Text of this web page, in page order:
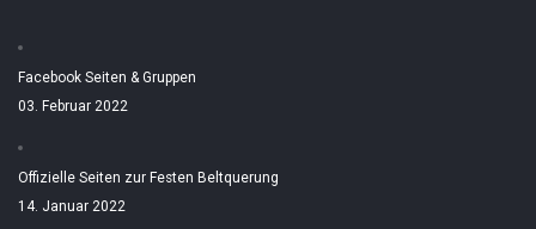
Facebook Seiten & Gruppen
03. Februar 2022
Offizielle Seiten zur Festen Beltquerung
14. Januar 2022